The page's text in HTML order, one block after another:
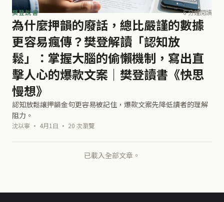
樊登說書 6 分鐘閱讀
為什麼押韻的廢話，總比嚴謹的數據
更容易瘋傳？樊登解讀「認知放
鬆」：掌握大腦的偷懶機制，寫出直
擊人心的爆款文案｜樊登讀書《快思
慢想》
認知放鬆讓押韻金句更容易被記住，爆款文案先降低讀者的理解
阻力。
沈以寧 · 4月1日 · 20 次瀏覽
已載入全部文章。